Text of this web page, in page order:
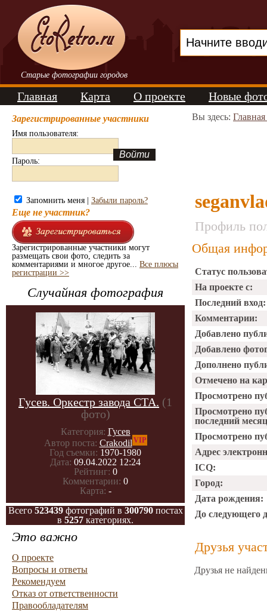
Старые фотографии городов
Главная Карта О проекте Новые
Зарегистрированные участники
Имя пользователя:
Пароль:
Запомнить меня | Забыли пароль?
Еще не участник?
Зарегистрированные участники могут
размещать свои фото, следить за
комментариями и многое другое... Все плюсы
регистрации >>
Случайная фотография
Гусев. Оркестр завода СТА. (1
фото)
Категория: Гусев
Автор поста: Crakodil VIP
Год съемки: 1970-1980
Дата: 09.04.2022 12:24
Рейтинг: 0
Комментарии: 0
Карта: -
Всего 523439фотографий в 300790постах
в 5257 категориях.
Это важно
О проекте
Вопросы и ответы
Рекомендуем
Отказ от ответственности
Правообладателям
Вы здесь:
Профиль
Общая
Статус
На проекте с:
Последний вход:
Комментарии:
Добавлено
Добавлено
Дополнено
Отмечено на
Просмотрено
Просмотрено
последний
Просмотрено
Адрес
ICQ:
Город:
Дата рождения:
До следующего
Друзья
Друзья не